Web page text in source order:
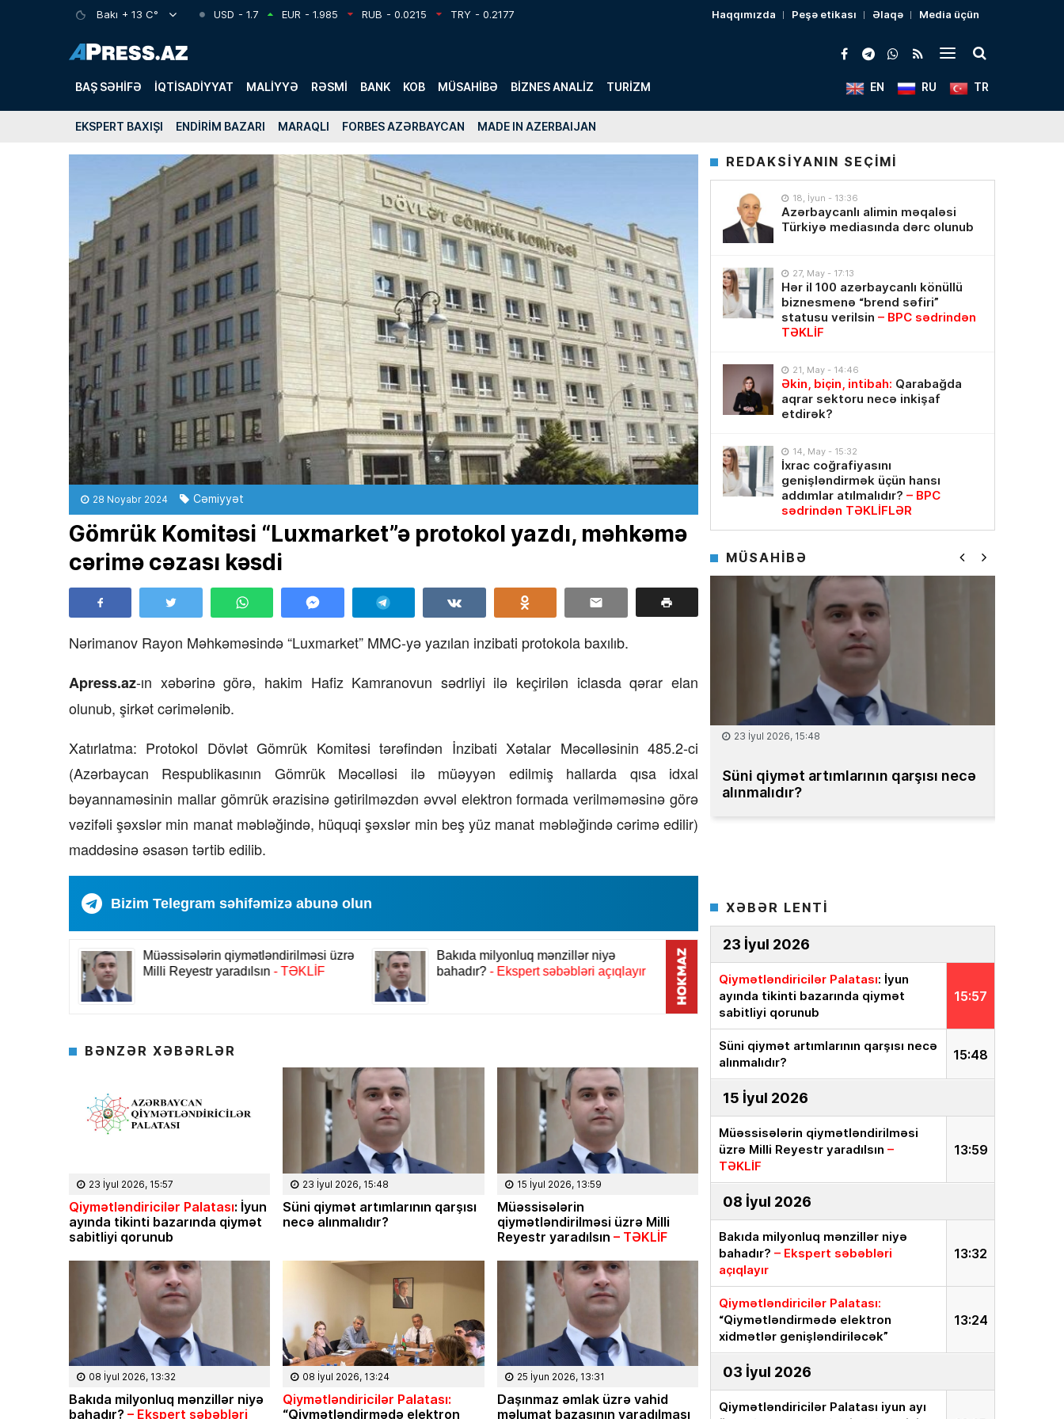
Bakı + 13 C° USD - 1.7 EUR - 1.985 RUB - 0.0215 TRY - 0.2177 Haqqımızda Peşə etikası Əlaqə Media üçün
BAŞ SƏHIFƏ İQTISADIYYAT MALIYYƏ RƏSMI BANK KOB MÜSAHIBƏ BIZNES ANALIZ TURIZM TR
RU
EN
EKSPERT BAXIŞI ENDIRIM BAZARI MARAQLI FORBES AZƏRBAYCAN MADE IN AZERBAIJAN
28 Noyabr 2024 Cəmiyyət
Gömrük Komitəsi “Luxmarket”ə protokol yazdı, məhkəmə
cərimə cəzası kəsdi
Nərimanov Rayon Məhkəməsində “Luxmarket” MMC-yə yazılan inzibati protokola baxılıb.
Apress.az-ın xəbərinə görə, hakim Hafiz Kamranovun sədrliyi ilə keçirilən iclasda qərar elan
olunub, şirkət cərimələnib.
Xatırlatma: Protokol Dövlət Gömrük Komitəsi tərəfindən İnzibati Xətalar Məcəlləsinin 485.2-ci
(Azərbaycan Respublikasının Gömrük Məcəlləsi ilə müəyyən edilmiş hallarda qısa idxal
bəyannaməsinin mallar gömrük ərazisinə gətirilməzdən əvvəl elektron formada verilməməsinə görə
vəzifəli şəxslər min manat məbləğində, hüquqi şəxslər min beş yüz manat məbləğində cərimə edilir)
maddəsinə əsasən tərtib edilib.
Bizim Telegram səhifəmizə abunə olun
BƏNZƏR XƏBƏRLƏR
23 İyul 2026, 15:57
Qiymətləndiricilər Palatası: İyun
ayında tikinti bazarında qiymət
sabitliyi qorunub
23 İyul 2026, 15:48
Süni qiymət artımlarının qarşısı
necə alınmalıdır?
15 İyul 2026, 13:59
Müəssisələrin
qiymətləndirilməsi üzrə Milli
Reyestr yaradılsın – TƏKLİF
08 İyul 2026, 13:32
Bakıda milyonluq mənzillər niyə
bahadır? – Ekspert səbəbləri
08 İyul 2026, 13:24
Qiymətləndiricilər Palatası:
“Qiymətləndirmədə elektron
25 İyun 2026, 13:31
Daşınmaz əmlak üzrə vahid
məlumat bazasının yaradılması
REDAKSİYANIN SEÇİMİ
18, İyun - 13:36
Azərbaycanlı alimin məqaləsi
Türkiyə mediasında dərc olunub
27, May - 17:13
Hər il 100 azərbaycanlı könüllü
biznesmenə “brend səfiri”
statusu verilsin – BPC sədrindən
TƏKLİF
21, May - 14:46
Əkin, biçin, intibah: Qarabağda
aqrar sektoru necə inkişaf
etdirək?
14, May - 15:32
İxrac coğrafiyasını
genişləndirmək üçün hansı
addımlar atılmalıdır? – BPC
sədrindən TƏKLİFLƏR
MÜSAHİBƏ
Süni qiymət artımlarının qarşısı necə
alınmalıdır?
15 İyul 2026, 13:59
Müəssisələrin qiymətləndirilməsi
üzrə Milli Reyestr yaradılsın
XƏBƏR LENTİ
23 İyul 2026
15:57
Qiymətləndiricilər Palatası: İyun
ayında tikinti bazarında qiymət
sabitliyi qorunub
15:48
Süni qiymət artımlarının qarşısı necə
alınmalıdır?
15 İyul 2026
13:59
Müəssisələrin qiymətləndirilməsi
üzrə Milli Reyestr yaradılsın –
TƏKLİF
08 İyul 2026
13:32
Bakıda milyonluq mənzillər niyə
bahadır? – Ekspert səbəbləri
açıqlayır
13:24
Qiymətləndiricilər Palatası:
“Qiymətləndirmədə elektron
xidmətlər genişləndiriləcək”
03 İyul 2026
Qiymətləndiricilər Palatası iyun ayı